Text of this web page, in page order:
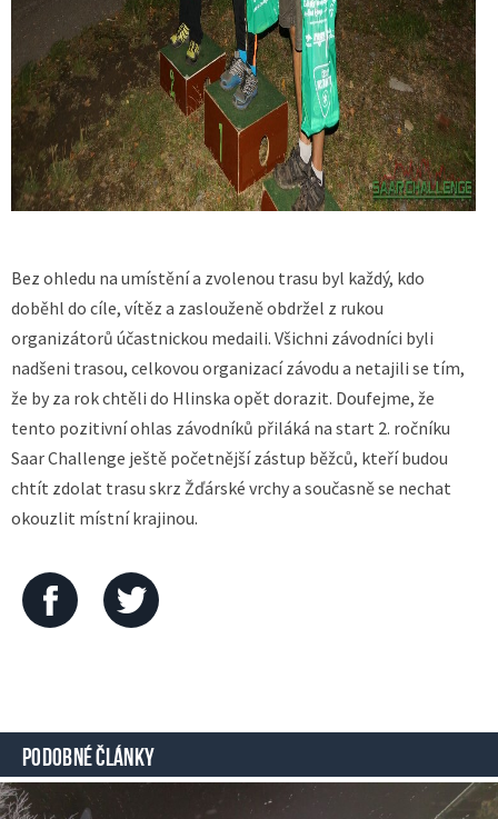
Bez ohledu na umístění a zvolenou trasu byl každý, kdo
doběhl do cíle, vítěz a zaslouženě obdržel z rukou
organizátorů účastnickou medaili. Všichni závodníci byli
nadšeni trasou, celkovou organizací závodu a netajili se tím,
že by za rok chtěli do Hlinska opět dorazit. Doufejme, že
tento pozitivní ohlas závodníků přiláká na start 2. ročníku
Saar Challenge ještě početnější zástup běžců, kteří budou
chtít zdolat trasu skrz Žďárské vrchy a současně se nechat
okouzlit místní krajinou.
PODOBNÉ ČLÁNKY